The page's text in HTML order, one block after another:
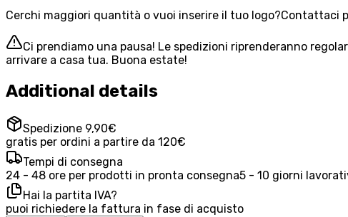
Cerchi maggiori quantità o vuoi inserire il tuo logo?Contattaci
Ci prendiamo una pausa! Le spedizioni riprenderanno
arrivare a casa tua. Buona estate!
Additional details
Spedizione 9,90€
gratis per ordini a partire da 120€
Tempi di consegna
24 - 48 ore per prodotti in pronta consegna5 - 10 giorni
Hai la partita IVA?
puoi richiedere la fattura in fase di acquisto